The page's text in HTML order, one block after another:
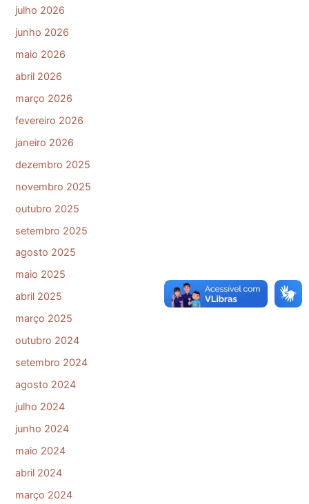
julho 2026
junho 2026
maio 2026
abril 2026
março 2026
fevereiro 2026
janeiro 2026
dezembro 2025
novembro 2025
outubro 2025
setembro 2025
agosto 2025
maio 2025
abril 2025
março 2025
outubro 2024
setembro 2024
agosto 2024
julho 2024
junho 2024
maio 2024
abril 2024
março 2024